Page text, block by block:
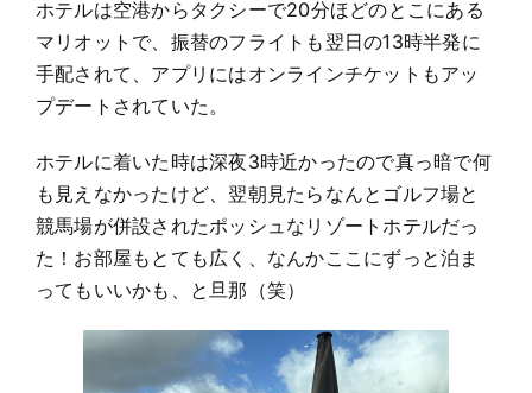
ホテルは空港からタクシーで20分ほどのとこにある
マリオットで、振替のフライトも翌日の13時半発に
手配されて、アプリにはオンラインチケットもアッ
プデートされていた。
ホテルに着いた時は深夜3時近かったので真っ暗で何
も見えなかったけど、翌朝見たらなんとゴルフ場と
競馬場が併設されたポッシュなリゾートホテルだっ
た！お部屋もとても広く、なんかここにずっと泊ま
ってもいいかも、と旦那（笑）